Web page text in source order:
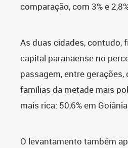
comparação, com 3% e
As duas cidades, contudo,
capital paranaense no
passagem, entre
famílias da metade mais
mais rica: 50,6% em
O levantamento também